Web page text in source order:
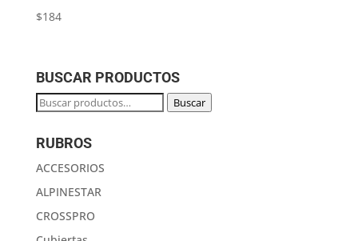
$184
BUSCAR PRODUCTOS
Buscar
Buscar
RUBROS
ACCESORIOS
ALPINESTAR
CROSSPRO